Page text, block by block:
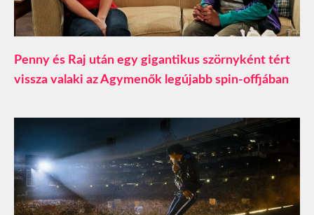
Penny és Raj után egy gigantikus szörnyként tért
vissza valaki az Agymenők legújabb spin-offjában